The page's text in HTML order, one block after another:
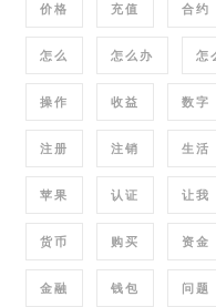
价格 充值 合约
怎么 怎么办 怎
操作 收益 数字
注册 注销 生活
苹果 认证 让我
货币 购买 资金
金融 钱包 问题